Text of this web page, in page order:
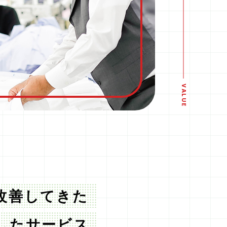
VALUE
善してきた